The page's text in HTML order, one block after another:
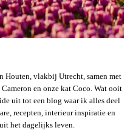
Houten, vlakbij Utrecht, samen met
en onze kat Coco. Wat ooit
uit tot een blog waar ik alles deel
recepten, interieur inspiratie en
het dagelijks leven.